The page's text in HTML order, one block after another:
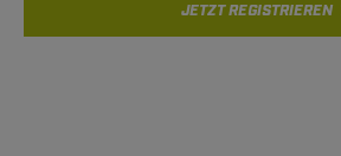
JETZT REGISTRIEREN